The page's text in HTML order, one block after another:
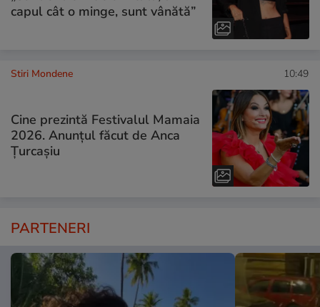
capul cât o minge, sunt vânătă”
Stiri Mondene 10:49
Cine prezintă Festivalul Mamaia
2026. Anunțul făcut de Anca
Țurcașiu
PARTENERI